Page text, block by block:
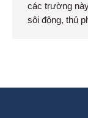
các trường
sôi động, thủ